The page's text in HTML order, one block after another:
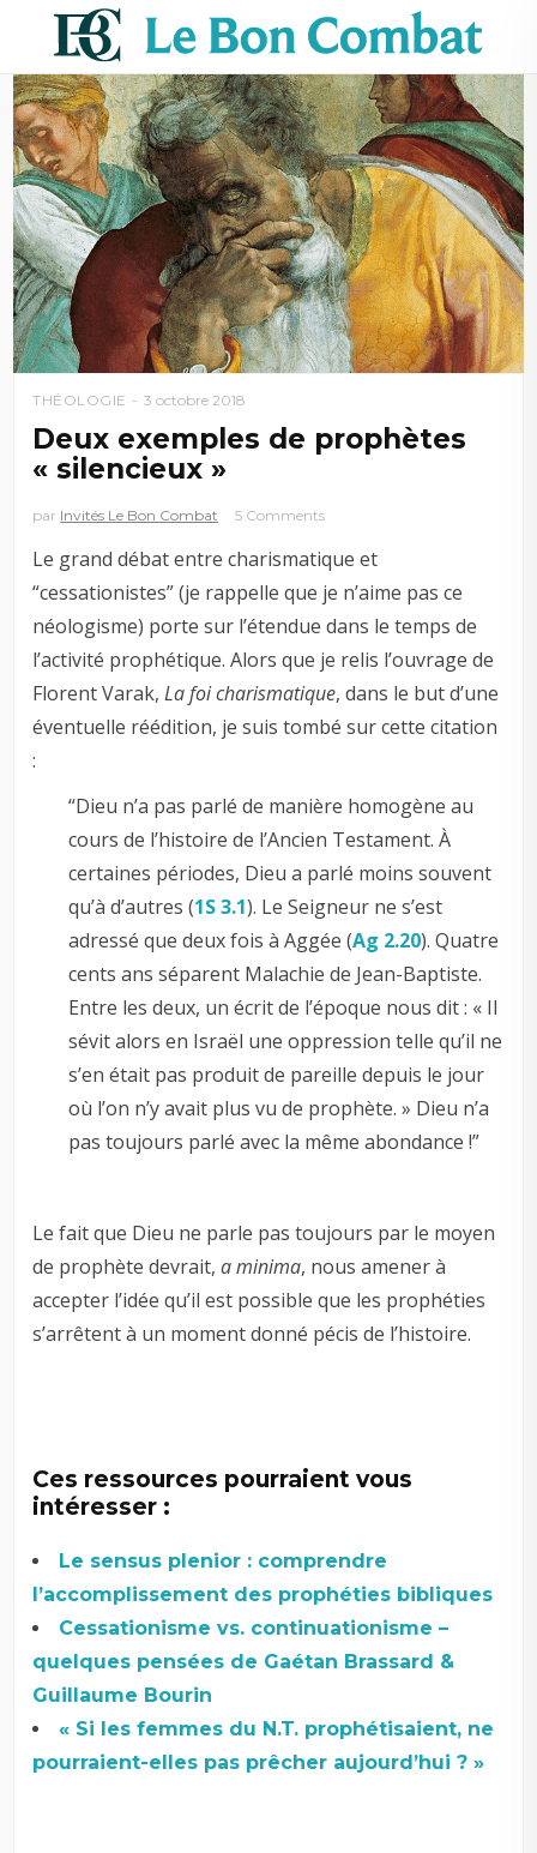
THÉOLOGIE 3 octobre 2018
Deux exemples de prophètes
« silencieux »
par Invités Le Bon Combat 5 Comments
Le grand débat entre charismatique et
“cessationistes” (je rappelle que je n’aime pas ce
néologisme) porte sur l’étendue dans le temps de
l’activité prophétique. Alors que je relis l’ouvrage de
Florent Varak,La foi charismatique, dans le but d’une
éventuelle réédition, je suis tombé sur cette citation
:
“Dieu n’a pas parlé de manière homogène au
cours de l’histoire de l’Ancien Testament. À
certaines périodes, Dieu a parlé moins souvent
qu’à d’autres (1S 3.1). Le Seigneur ne s’est
adressé que deux fois à Aggée (Ag 2.20). Quatre
cents ans séparent Malachie de Jean-Baptiste.
Entre les deux, un écrit de l’époque nous dit : « Il
sévit alors en Israël une oppression telle qu’il ne
s’en était pas produit de pareille depuis le jour
où l’on n’y avait plus vu de prophète. » Dieu n’a
pas toujours parlé avec la même abondance !”
Le fait que Dieu ne parle pas toujours par le moyen
de prophète devrait,a minima, nous amener à
accepter l’idée qu’il est possible que les prophéties
s’arrêtent à un moment donné pécis de l’histoire.
Ces ressources pourraient vous
intéresser :
Le sensus plenior : comprendre
l’accomplissement des prophéties bibliques
Cessationisme vs. continuationisme –
quelques pensées de Gaétan Brassard &
Guillaume Bourin
« Si les femmes du N.T. prophétisaient, ne
pourraient-elles pas prêcher aujourd’hui ? »